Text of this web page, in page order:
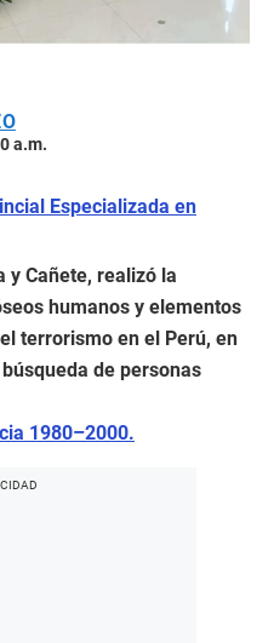
a.m.
Especializada en
y Cañete, realizó la
humanos y elementos
terrorismo en el Perú, en
de personas
1980–2000.